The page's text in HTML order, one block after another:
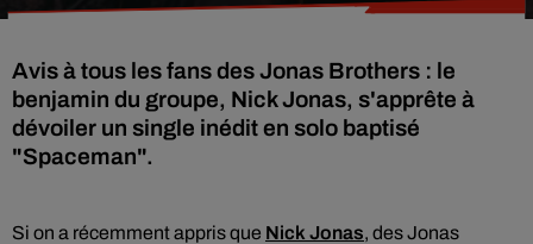
Avis à tous les fans des Jonas Brothers : le
benjamin du groupe, Nick Jonas, s'apprête à
dévoiler un single inédit en solo baptisé
"Spaceman".
Si on a récemment appris que Nick Jonas, des Jonas